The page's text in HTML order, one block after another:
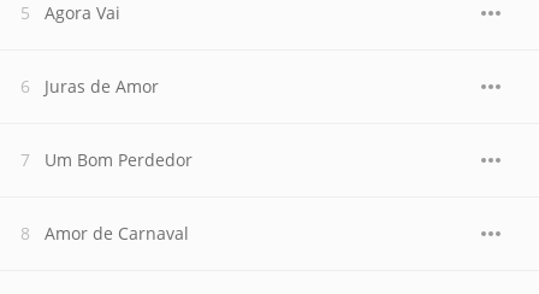
Agora Vai
Juras de Amor
Um Bom Perdedor
Amor de Carnaval